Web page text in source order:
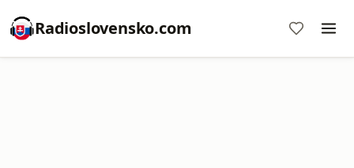
Radioslovensko.com